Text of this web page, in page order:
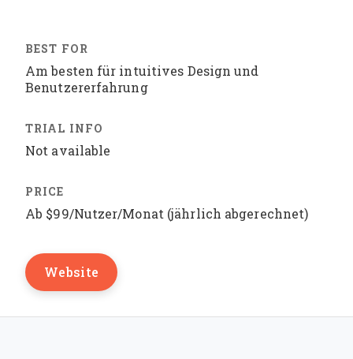
Am besten für intuitives Design und
Benutzererfahrung
Not available
Ab $99/Nutzer/Monat (jährlich abgerechnet)
Website